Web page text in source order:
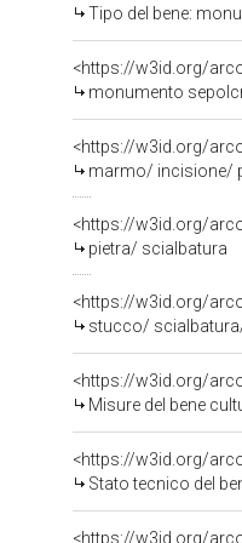
Tipo del bene:
monumento
<https://w3id.org/
marmo/ incisione/
<https://w3id.org/
pietra/ scialbatura
<https://w3id.org/
stucco/
<https://w3id.org/
Misure del bene
<https://w3id.org/
Stato tecnico del
<https://w3id.org/